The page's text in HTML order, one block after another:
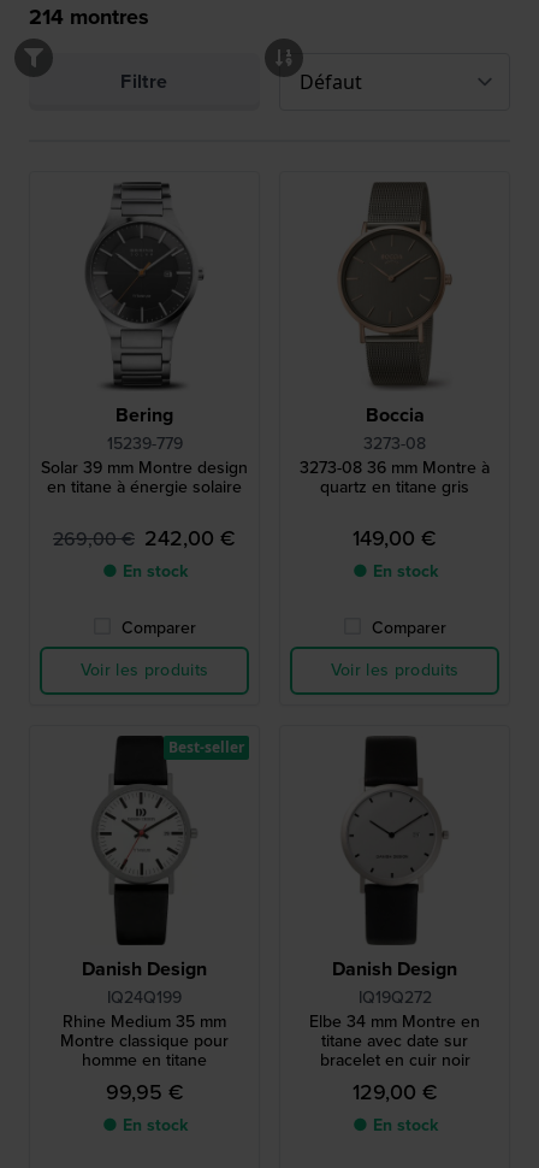
214 montres
Filtre
Bering
15239-779
Solar 39 mm Montre design
en titane à énergie solaire
269,00 € 242,00 €
● En stock
Comparer
Voir les produits
Boccia
3273-08
3273-08 36 mm Montre à
quartz en titane gris
149,00 €
● En stock
Comparer
Voir les produits
Danish Design
IQ24Q199
Rhine Medium 35 mm
Montre classique pour
homme en titane
99,95 €
● En stock
Best-seller
Danish Design
IQ19Q272
Elbe 34 mm Montre en
titane avec date sur
bracelet en cuir noir
129,00 €
● En stock